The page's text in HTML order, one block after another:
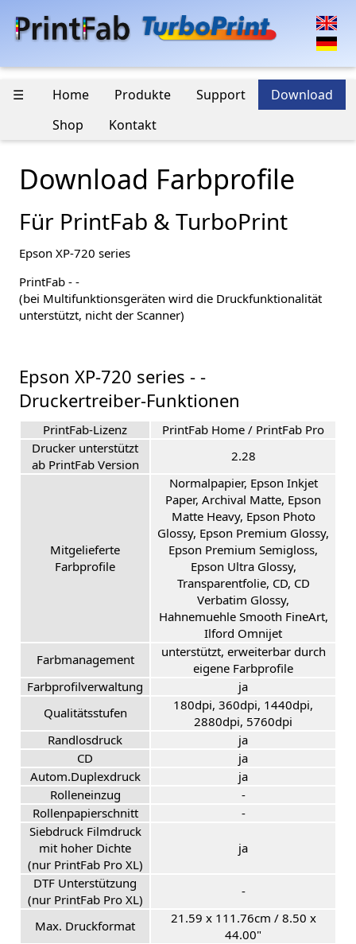
☰ Home Produkte Support
Download
Shop
Kontakt
Download Farbprofile
Für PrintFab & TurboPrint
Epson XP-720 series
PrintFab - -
(bei Multifunktionsgeräten wird die Druckfunktionalität
unterstützt, nicht der Scanner)
Epson XP-720 series - -
Druckertreiber-Funktionen
PrintFab-Lizenz
PrintFab Home / PrintFab Pro
Drucker unterstützt
ab PrintFab Version
2.28
Mitgelieferte
Farbprofile
Normalpapier, Epson Inkjet
Paper, Archival Matte, Epson
Matte Heavy, Epson Photo
Glossy, Epson Premium Glossy,
Epson Premium Semigloss,
Epson Ultra Glossy,
Transparentfolie, CD, CD
Verbatim Glossy,
Hahnemuehle Smooth FineArt,
Ilford Omnijet
Farbmanagement
unterstützt, erweiterbar durch
eigene Farbprofile
Farbprofilverwaltung
ja
Qualitätsstufen
180dpi, 360dpi, 1440dpi,
2880dpi, 5760dpi
Randlosdruck
ja
CD
ja
Autom.Duplexdruck
ja
Rolleneinzug
-
Rollenpapierschnitt
-
Siebdruck Filmdruck
mit hoher Dichte
(nur PrintFab Pro XL)
ja
DTF Unterstützung
(nur PrintFab Pro XL)
-
Max. Druckformat
21.59 x 111.76cm / 8.50 x
44.00"